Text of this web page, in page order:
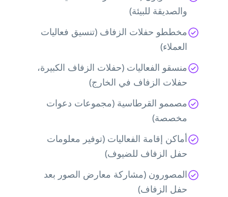
والصديقة للبيئة)
مخططو حفلات الزفاف (تنسيق فعاليات
العملاء)
منسقو الفعاليات (حفلات الزفاف الكبيرة،
حفلات الزفاف في الخارج)
مصممو القرطاسية (مجموعات دعوات
مخصصة)
أماكن إقامة الفعاليات (توفير معلومات
حفل الزفاف للضيوف)
المصورون (مشاركة معارض الصور بعد
حفل الزفاف)